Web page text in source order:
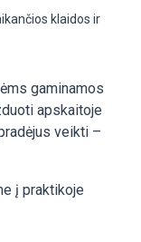
klaidos ir
gaminamos
apskaitoje
veikti –
į praktikoje